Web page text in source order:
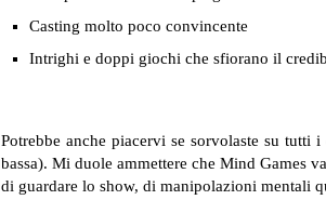
Casting molto poco convincente
Intrighi e doppi giochi che sfiorano il
Potrebbe anche piacervi se sorvolaste su tutti
bassa). Mi duole ammettere che Mind Games
di guardare lo show, di manipolazioni mentali